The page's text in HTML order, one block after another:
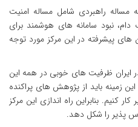
مساله راهبردی شامل مساله امنیت
دام، نبود سامانه های هوشمند برای
پیشرفته در این مرکز مورد توجه
ایران ظرفیت های خوبی در همه این
زمینه باید از پژوهش های پراکنده
کنیم. بنابراین راه اندازی این مرکز
پذیر را شکل دهد.